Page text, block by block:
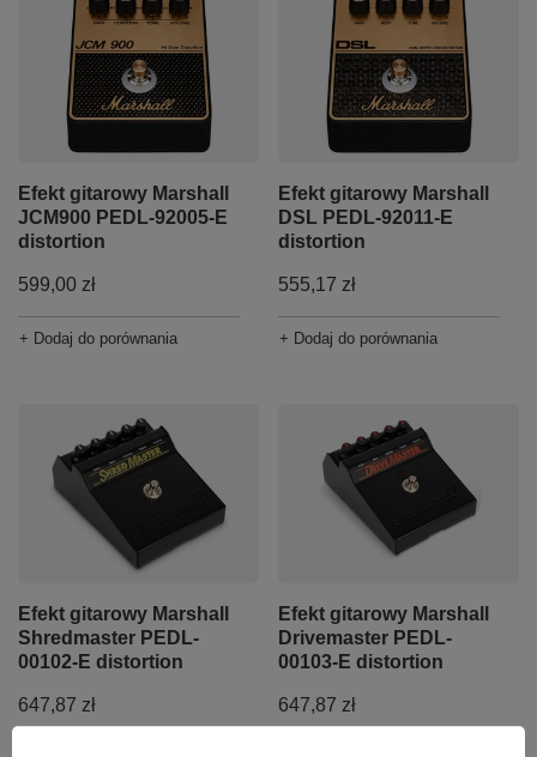
Efekt gitarowy Marshall
JCM900 PEDL-92005-E
distortion
599,00 zł
+ Dodaj do porównania
Efekt gitarowy Marshall
DSL PEDL-92011-E
distortion
555,17 zł
+ Dodaj do porównania
Efekt gitarowy Marshall
Shredmaster PEDL-
00102-E distortion
647,87 zł
Efekt gitarowy Marshall
Drivemaster PEDL-
00103-E distortion
647,87 zł